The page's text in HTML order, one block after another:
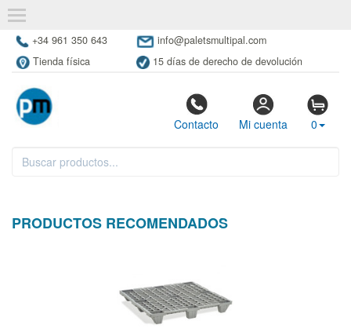
+34 961 350 643
info@paletsmultipal.com
Tienda física
15 días de derecho de devolución
Contacto Mi cuenta 0
PRODUCTOS RECOMENDADOS